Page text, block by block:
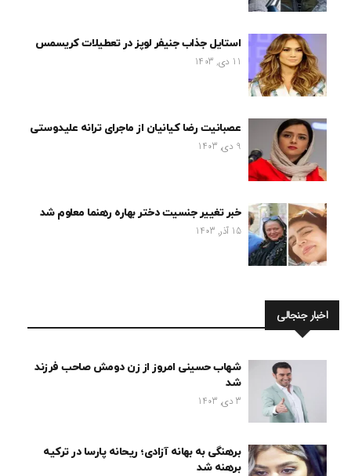
استایل جذاب جنیفر لوپز در تعطیلات کریسمس
11 دی, 1403
عصبانیت رضا کیانیان از ماجرای ترانه علیدوستی
9 دی, 1403
خبر تغییر جنسیت دختر بهاره رهنما معلوم شد
15 آذر, 1403
اخبار جنجالی
شهاب حسینی امروز از زن دومش صاحب فرزند
شد
3 دی, 1403
برهنگی به بهانه آزادی؛ ریحانه پارسا در ترکیه
برهنه شد